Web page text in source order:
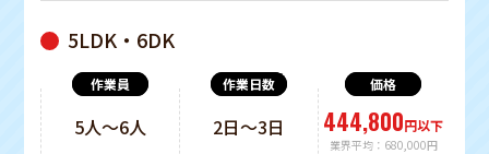
5LDK・6DK
作業員
5人〜6人
作業日数
2日〜3日
価格
444,800円以下
業界平均：680,000円